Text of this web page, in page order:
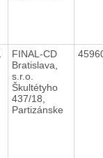
FINAL-CD
Bratislava,
s.r.o.
Škultétyho
437/18,
Partizánske